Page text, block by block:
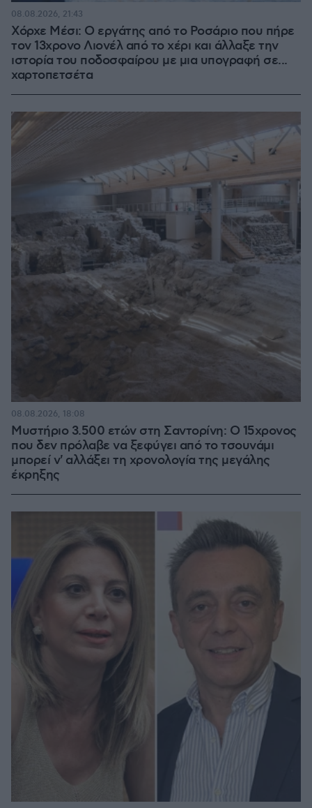
Χόρχε Μέσι: Ο εργάτης από το Ροσάριο που πήρε
τον 13χρονο Λιονέλ από το χέρι και άλλαξε την
ιστορία του ποδοσφαίρου με μια υπογραφή σε...
χαρτοπετσέτα
08.08.2026, 21:43
Μυστήριο 3.500 ετών στη Σαντορίνη: Ο 15χρονος
που δεν πρόλαβε να ξεφύγει από το τσουνάμι
μπορεί ν' αλλάξει τη χρονολογία της μεγάλης
έκρηξης
08.08.2026, 18:08